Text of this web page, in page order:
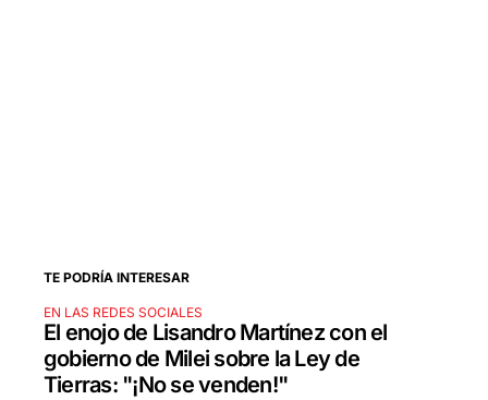
TE PODRÍA INTERESAR
EN LAS REDES SOCIALES
El enojo de Lisandro Martínez con el
gobierno de Milei sobre la Ley de
Tierras: "¡No se venden!"